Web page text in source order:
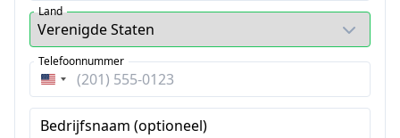
Land
Verenigde
Staten
+1
Telefoonnummer
Bedrijfsnaam (optioneel)